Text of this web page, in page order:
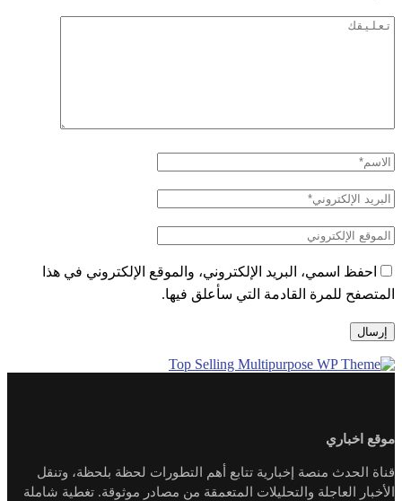
احفظ اسمي، البريد الإلكتروني، والموقع الإلكتروني في هذا
المتصفح للمرة القادمة التي سأعلق فيها.
موقع اخباري
قناة الحدث منصة إخبارية تتابع أهم التطورات لحظة بلحظة، وتنقل
الأخبار العاجلة والتحليلات المتعمقة من مصادر موثوقة. تغطية شاملة